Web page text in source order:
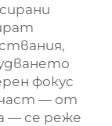
фокус
част — от
— се реже